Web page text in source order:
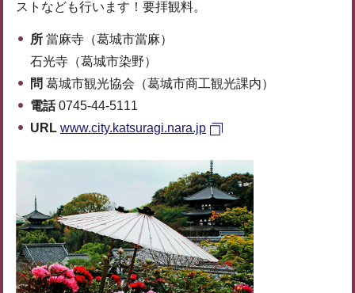
ストなども行います！要拝観料。
所 當麻寺（葛城市當麻）
石光寺（葛城市染野）
問 葛城市観光協会（葛城市商工観光課内）
電話0745-44-5111
URL www.city.katsuragi.nara.jp